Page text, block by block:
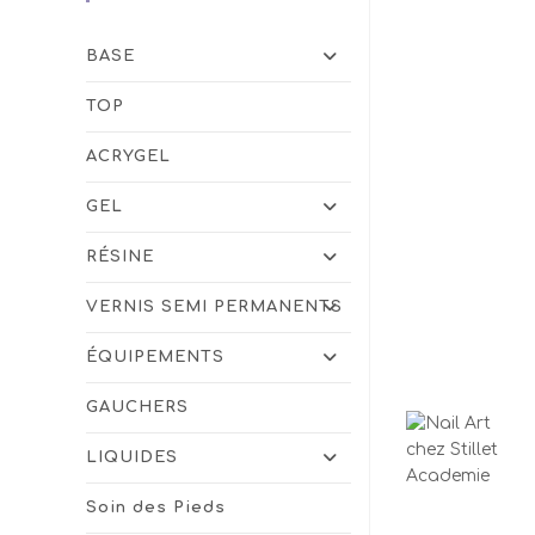
BASE
TOP
ACRYGEL
GEL
RÉSINE
VERNIS SEMI PERMANENTS
ÉQUIPEMENTS
GAUCHERS
LIQUIDES
Soin des Pieds